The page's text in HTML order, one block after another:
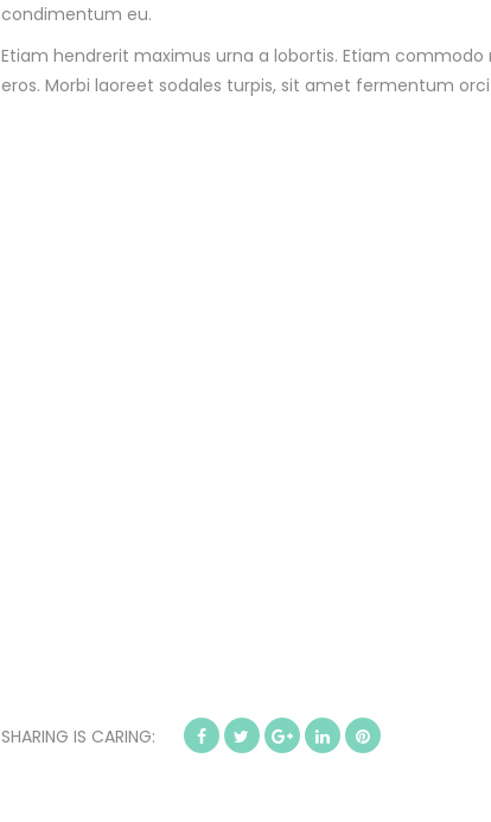
condimentum eu.
Etiam hendrerit maximus urna a lobortis. Etiam
eros. Morbi laoreet sodales turpis, sit amet fermentum
SHARING IS CARING: